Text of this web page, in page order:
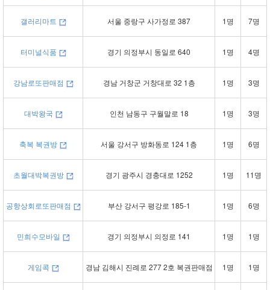
갤러리마트 서울 중랑구 사가정로 387 1명 7명
터미널식품 경기 의정부시 동일로 640 1명 4명
강남로또판매점 경남 거창군 거창대로 32 1층 1명 3명
대박왕국 인천 남동구 구월말로 18 1명 3명
축복 복권방 서울 강서구 방화동로 124 1층 1명 6명
초월대박복권방 경기 광주시 경충대로 1252 1명 11명
공항상회로또판매점 부산 강서구 평강로 185-1 1명 6명
민희수모바일 경기 의정부시 의정로 141 1명 1명
게임콕 경남 김해시 진례로 277 2호 복권판매점 1명 1명